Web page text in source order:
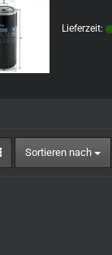
Lieferzeit:
Sortieren nach
Sortieren nach